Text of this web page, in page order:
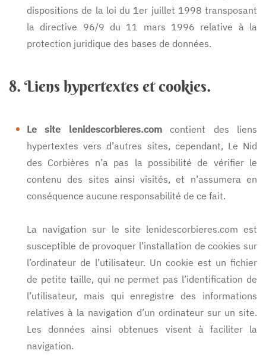
dispositions de la loi du 1er juillet 1998 transposant
la directive 96/9 du 11 mars 1996 relative à la
protection juridique des bases de données.
8. Liens hypertextes et cookies.
Le site lenidescorbieres.comcontient des liens
hypertextes vers d’autres sites, cependant, Le Nid
des Corbières n’a pas la possibilité de vérifier le
contenu des sites ainsi visités, et n’assumera en
conséquence aucune responsabilité de ce fait.
La navigation sur le site lenidescorbieres.com est
susceptible de provoquer l’installation de cookies sur
l’ordinateur de l’utilisateur. Un cookie est un fichier
de petite taille, qui ne permet pas l’identification de
l’utilisateur, mais qui enregistre des informations
relatives à la navigation d’un ordinateur sur un site.
Les données ainsi obtenues visent à faciliter la
navigation.